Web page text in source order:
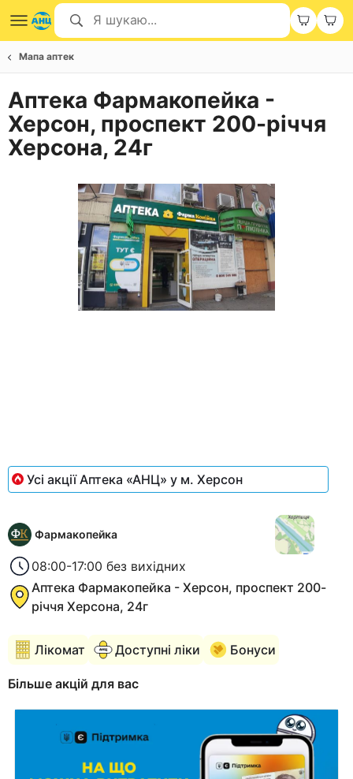
Мапа аптек
Аптека Фармакопейка -
Херсон, проспект 200-річчя
Херсона, 24г
Усі акції Аптека «АНЦ» у м. Херсон
Фармакопейка
08:00-17:00 без вихідних
Аптека Фармакопейка - Херсон, проспект 200-
річчя Херсона, 24г
Лікомат Доступні ліки Бонуси
Більше акцій для вас